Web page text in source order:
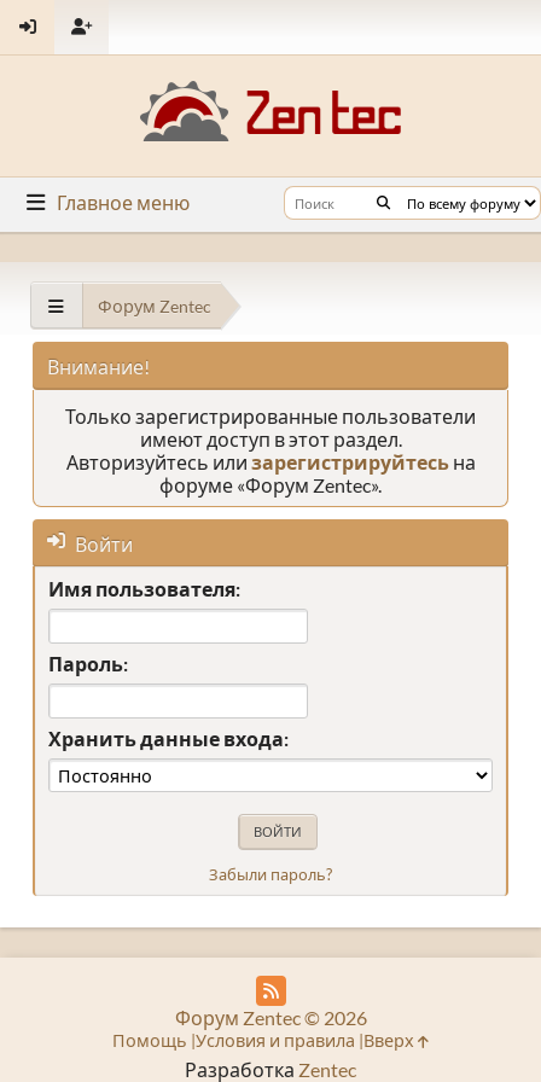
Главное меню
Форум Zentec
Внимание!
Только зарегистрированные пользователи
имеют доступ в этот раздел.
Авторизуйтесь или зарегистрируйтесьна
форуме «Форум Zentec».
Войти
Имя пользователя:
Пароль:
Хранить данные входа:
Забыли пароль?
Разработка Zentec
Форум Zentec © 2026
Помощь Условия и правила Вверх